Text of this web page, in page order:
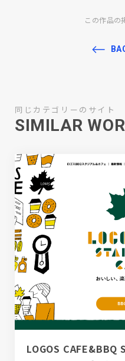
この作品の
同じカテゴリーのサイト
SIMILAR